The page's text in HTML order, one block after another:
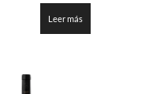
de 5
Leer más